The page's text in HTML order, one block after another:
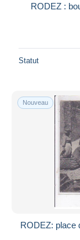
RODEZ :
Statut
Nouveau
RODEZ: place